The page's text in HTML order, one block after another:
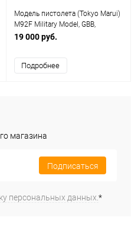
Модель пистолета (Tokyo Marui)
M92F Military Model, GBB,
пластик, черный
19 000 руб.
Подробнее
магазина
Подписаться
персональных данных.*